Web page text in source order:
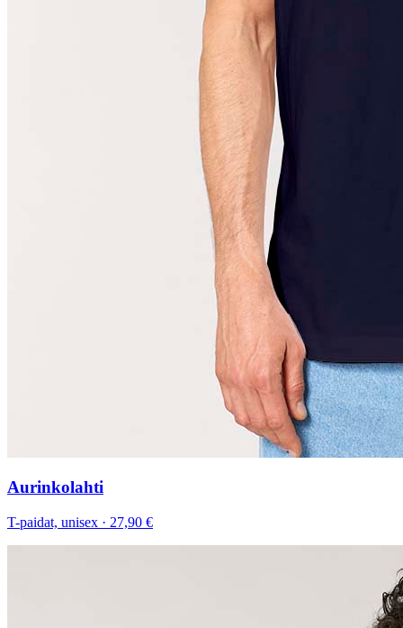
Aurinkolahti
T-paidat, unisex · 27,90 €